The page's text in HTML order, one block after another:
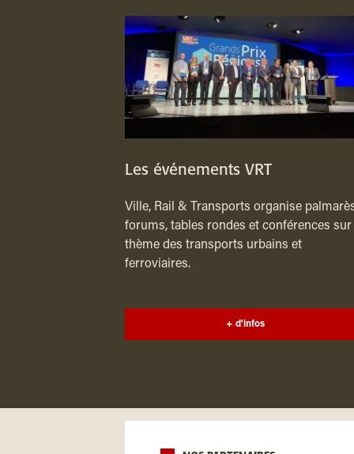
Les événements VRT
Ville, Rail & Transports organise
forums, tables rondes et conférences sur
thème des transports urbains et
ferroviaires.
+ d'infos